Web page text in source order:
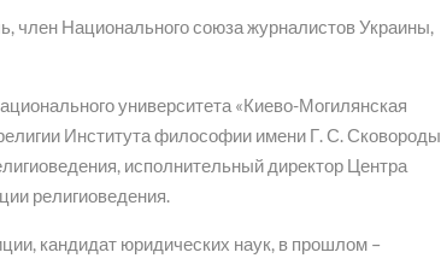
член Национального союза журналистов Украины,
университета «Киево-Могилянская
Института философии имени Г. С. Сковороды
исполнительный директор Центра
религиоведения.
кандидат юридических наук, в прошлом –